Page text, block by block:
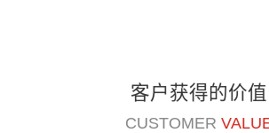
客户获得的价值
CUSTOMER